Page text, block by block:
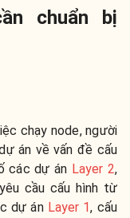
chuẩn bị
chạy node, người
án về vấn đề cấu
các dự án Layer 2,
cầu cấu hình từ
dự án Layer 1, cấu